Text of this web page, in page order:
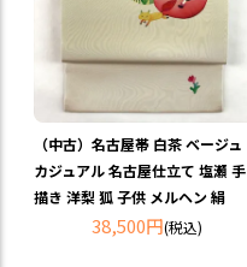
（中古）名古屋帯 白茶 ベージュ
カジュアル 名古屋仕立て 塩瀬 手
描き 洋梨 狐 子供 メルヘン 絹
38,500円(税込)